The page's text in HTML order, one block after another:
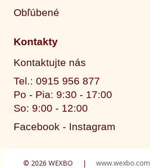
Obľúbené
Kontakty
Kontaktujte nás
Tel.: 0915 956 877
Po - Pia: 9:30 - 17:00
So: 9:00 - 12:00
Facebook - Instagram
© 2026 WEXBO | www.wexbo.com